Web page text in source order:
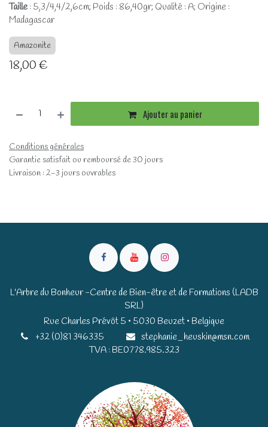
Taille : 5,3/4,4/2,6cm; Poids : 86,40gr; Qualité : A; Origine :
Madagascar
Amazonite
18,00€
Ajouter au panier
Conditions générales
Garantie satisfait ou remboursé de 30 jours
Livraison : 2-3 jours ouvrables
L'Arbre du Bonheur -Centre de Bien-être et de Formations (LADB
SRL)
Rue Charles Prévôt 5 • 5030 Beuzet • Belgique​​
+32 (0)81 346335
stephanie_heuskin@msn.com
TVA : BE0778.985.323